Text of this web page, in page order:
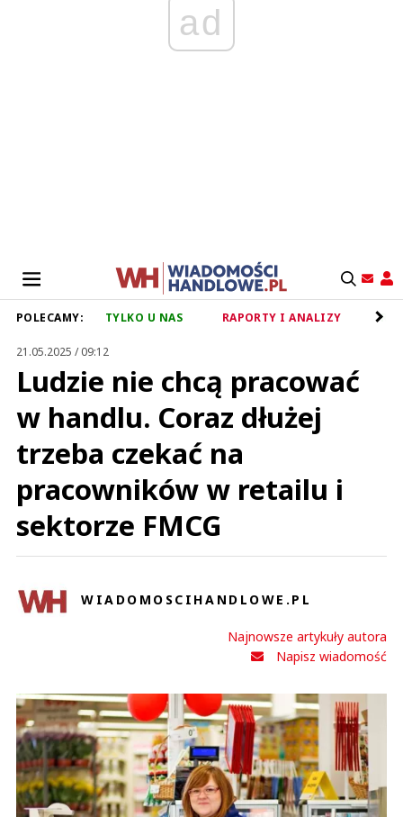
ad
POLECAMY: TYLKO U NAS RAPORTY I ANALIZY
21.05.2025 / 09:12
Ludzie nie chcą pracować
w handlu. Coraz dłużej
trzeba czekać na
pracowników w retailu i
sektorze FMCG
WIADOMOSCIHANDLOWE.PL
Najnowsze artykuły autora
Napisz wiadomość